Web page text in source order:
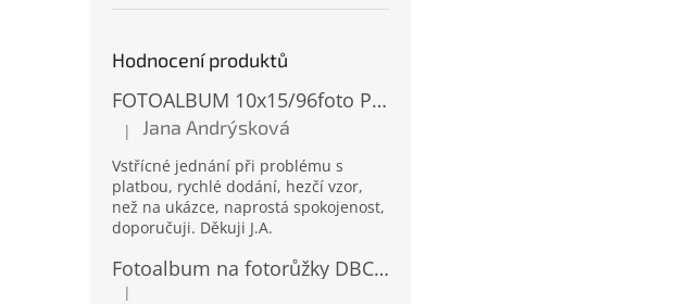
Hodnocení produktů
FOTOALBUM 10x15/96foto PP-4696 MIX
Hodnocení produktu je 5 z 5 hvězdiček.
| Jana Andrýsková
Vstřícné jednání při problému s
platbou, rychlé dodání, hezčí vzor,
než na ukázce, naprostá spokojenost,
doporučuji. Děkuji J.A.
Fotoalbum na fotorůžky DBCL-30 Homage 2
Hodnocení produktu je 5 z 5 hvězdiček.
|